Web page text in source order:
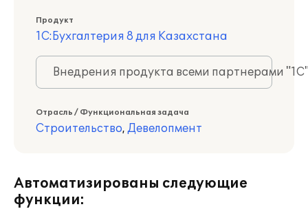
Продукт
1С:Бухгалтерия 8 для Казахстана
Внедрения продукта всеми партнерами
Отрасль / Функциональная задача
Строительство, Девелопмент
Автоматизированы следующие
функции: